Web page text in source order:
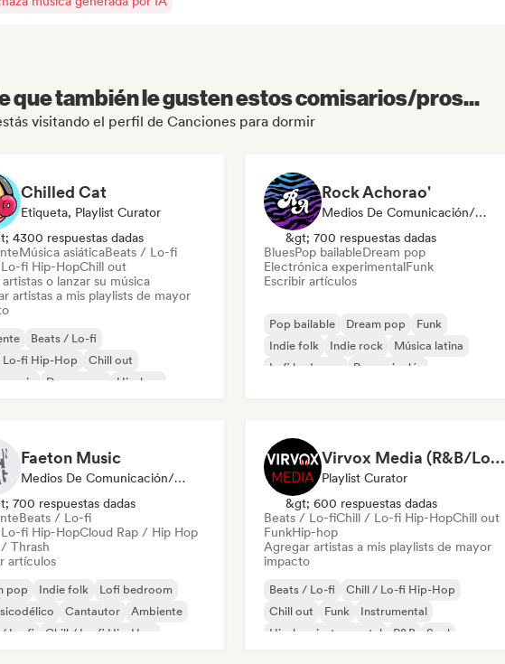
que también le gusten estos comisarios/pros...
visitando el perfil de Canciones para dormir
Chilled Cat
Etiqueta, Playlist Curator
4300 respuestas dadas
Música asiáticaBeats / Lo-fi
fi Hip-HopChill out
artistas o lanzar su música
artistas a mis playlists de mayor
Beats / Lo-fi
Lo-fi Hip-Hop
Chill out
Dream pop
Hip-hop
Rock Achorao'
Medios De Comunicación/Periodista
&gt; 700 respuestas dadas
BluesPop bailableDream pop
Electrónica experimentalFunk
Escribir artículos
Pop bailable Dream pop
Funk
Indie folk
Indie rock
Música latina
Lofi bedroom
Rap en inglés
Faeton Music
Medios De Comunicación/Periodista
700 respuestas dadas
Beats / Lo-fi
fi Hip-HopCloud Rap / Hip Hop
Thrash
artículos
pop Indie folk
Lofi bedroom
Cantautor
Ambiente
/ Lo-fi
Chill / Lo-fi Hip-Hop
Virvox Media (R&B/Lo-Fi/Funk)
Playlist Curator
&gt; 600 respuestas dadas
Beats / Lo-fiChill / Lo-fi Hip-HopChill out
FunkHip-hop
Agregar artistas a mis playlists de mayor
impacto
Beats / Lo-fi
Chill / Lo-fi Hip-Hop
Chill out
Funk
Instrumental
Hip-hop instrumental
R&B Soul